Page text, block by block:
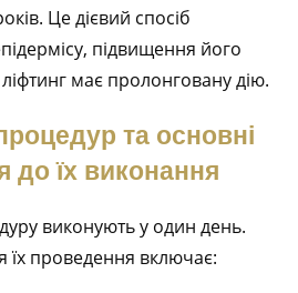
Це дієвий спосіб
підвищення його
має пролонговану дію.
та основні
до їх виконання
виконують у один день.
їх проведення включає: